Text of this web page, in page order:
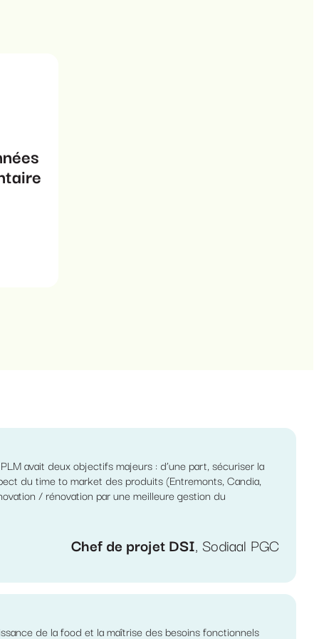
avait deux objectifs majeurs : d’une part, sécuriser la
du time to market des produits (Entremonts, Candia,
/ rénovation par une meilleure gestion du
Chef de projet DSI, Sodiaal PGC
de la food et la maîtrise des besoins fonctionnels